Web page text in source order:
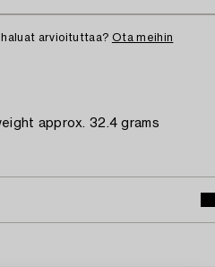
haluat arvioituttaa? Ota meihin
approx. 32.4 grams